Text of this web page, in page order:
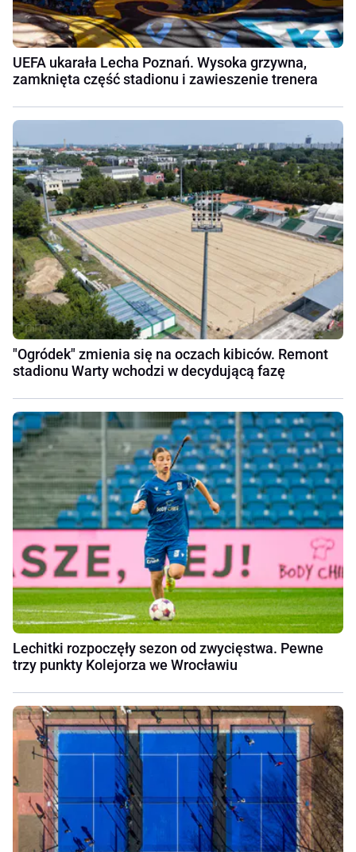
UEFA ukarała Lecha Poznań. Wysoka grzywna,
zamknięta część stadionu i zawieszenie trenera
"Ogródek" zmienia się na oczach kibiców. Remont
stadionu Warty wchodzi w decydującą fazę
Lechitki rozpoczęły sezon od zwycięstwa. Pewne
trzy punkty Kolejorza we Wrocławiu